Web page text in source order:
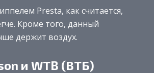
Presta, как считается,
Кроме того, данный
держит воздух.
и WTB (ВТБ)